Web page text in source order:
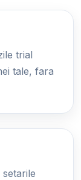
trial
tale, fara